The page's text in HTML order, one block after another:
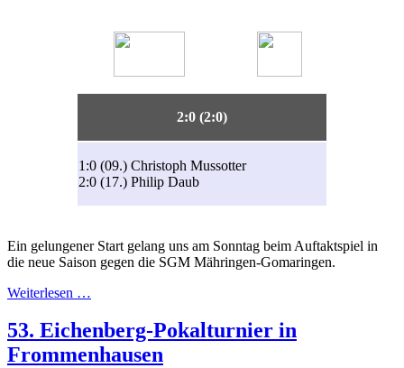
2:0 (2:0)
1:0 (09.) Christoph Mussotter
2:0 (17.) Philip Daub
Ein gelungener Start gelang uns am Sonntag beim Auftaktspiel in
die neue Saison gegen die SGM Mähringen-Gomaringen.
Weiterlesen …
53. Eichenberg-Pokalturnier in
Frommenhausen